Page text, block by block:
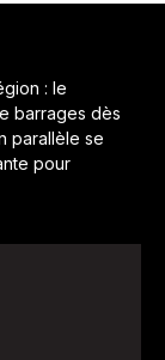
: le
barrages dès
parallèle se
pour